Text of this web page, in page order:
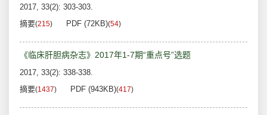
2017, 33(2): 303-303.
摘要(215) PDF (72KB)(54)
《临床肝胆病杂志》2017年1-7期“重点号”选题
2017, 33(2): 338-338.
摘要(1437) PDF (943KB)(417)